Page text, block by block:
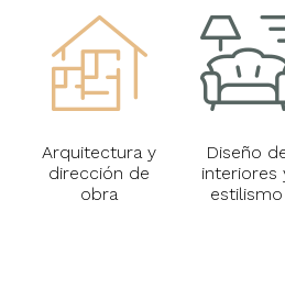
Arquitectura y
dirección de
obra
Diseño
interiores
estilismo